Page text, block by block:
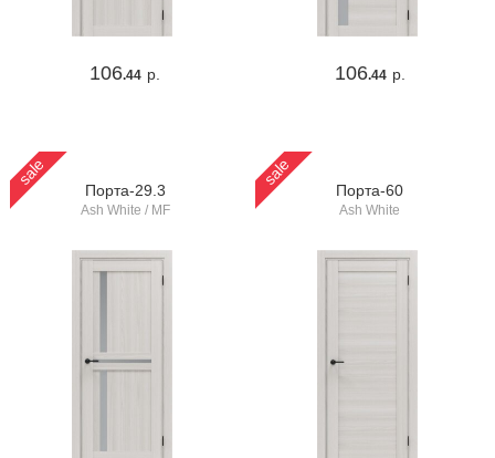
106.44 р. 106.44 р.
sale
Порта-29.3
Ash White / MF
sale
Порта-60
Ash White